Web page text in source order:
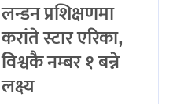
लन्डन प्रशिक्षणमा
करांते स्टार एरिका,
विश्वकै नम्बर १ बन्ने
लक्ष्य